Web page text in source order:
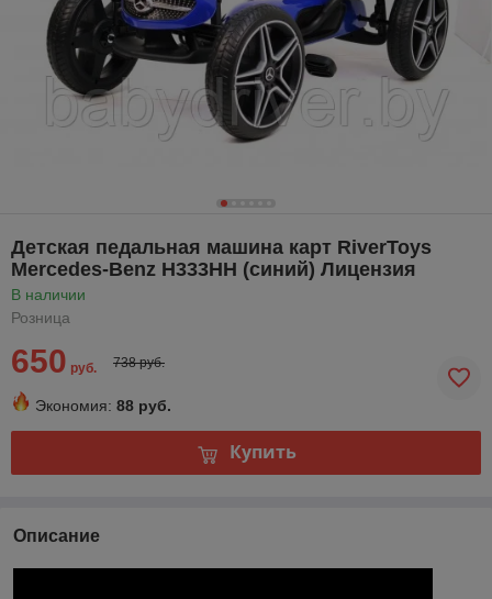
Детская педальная машина карт RiverToys
Mercedes-Benz H333HH (синий) Лицензия
В наличии
Розница
650 руб. 738 руб.
Экономия: 88 руб.
Купить
Описание